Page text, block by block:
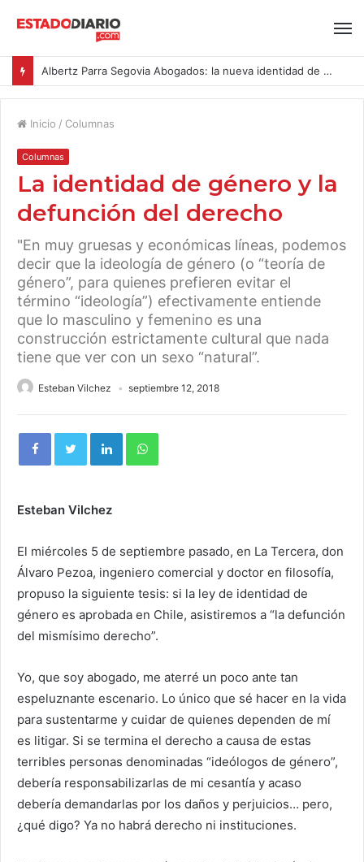
Albertz Parra Segovia Abogados: la nueva identidad de Segovia Consulting
Inicio / Columnas
Columnas
La identidad de género y la
defunción del derecho
"En muy gruesas y económicas líneas, podemos
decir que la ideología de género (o “teoría de
género”, para quienes prefieren evitar el
término “ideología”) efectivamente entiende
que lo masculino y femenino es una
construcción estrictamente cultural que nada
tiene que ver con un sexo “natural”.
Esteban Vilchez septiembre 12, 2018
Esteban Vilchez
El miércoles 5 de septiembre pasado, en La Tercera, don
Álvaro Pezoa, ingeniero comercial y doctor en filosofía,
propuso la siguiente tesis: si la ley de identidad de
género es aprobada en Chile, asistiremos a “la defunción
del mismísimo derecho”.
Yo, que soy abogado, me aterré un poco ante tan
espeluznante escenario. Lo único que sé hacer en la vida
para sustentarme y cuidar de quienes dependen de mí
es litigar. Si se termina el derecho a causa de estas
terribles personas denominadas “ideólogos de género”,
debería responsabilizarlas de mi cesantía y acaso
debería demandarlas por los daños y perjuicios… pero,
¿qué digo? Ya no habrá derecho ni instituciones.